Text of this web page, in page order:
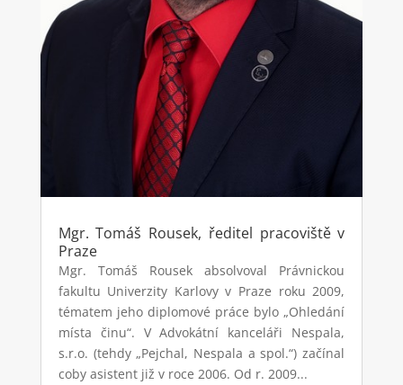
Mgr. Tomáš Rousek, ředitel pracoviště v
Praze
Mgr. Tomáš Rousek absolvoval Právnickou
fakultu Univerzity Karlovy v Praze roku 2009,
tématem jeho diplomové práce bylo „Ohledání
místa činu“. V Advokátní kanceláři Nespala,
s.r.o. (tehdy „Pejchal, Nespala a spol.“) začínal
coby asistent již v roce 2006. Od r. 2009...